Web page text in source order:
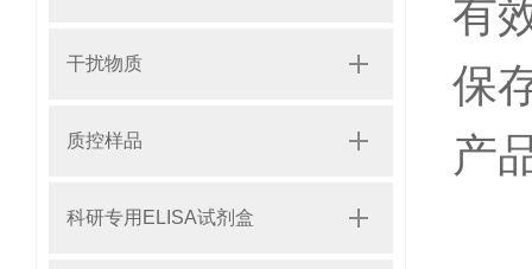
干扰物质
质控样品
科研专用ELISA试剂盒
有
保
产